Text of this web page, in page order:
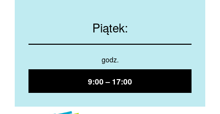
Piątek:
godz.
9:00 – 17:00